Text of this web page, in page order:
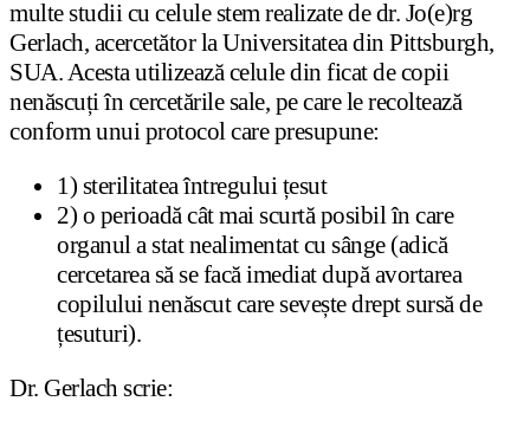
multe studii cu celule stem realizate de dr. Jo(e)rg
Gerlach, acercetător la Universitatea din Pittsburgh,
SUA. Acesta utilizează celule din ficat de copii
nenăscuți în cercetările sale, pe care le recoltează
conform unui protocol care presupune:
1) sterilitatea întregului țesut
2) o perioadă cât mai scurtă posibil în care
organul a stat nealimentat cu sânge (adică
cercetarea să se facă imediat după avortarea
copilului nenăscut care sevește drept sursă de
țesuturi).
Dr. Gerlach scrie: